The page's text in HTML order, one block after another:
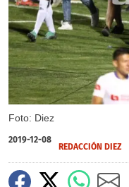
Foto: Diez
2019-12-08
REDACCIÓN DIEZ